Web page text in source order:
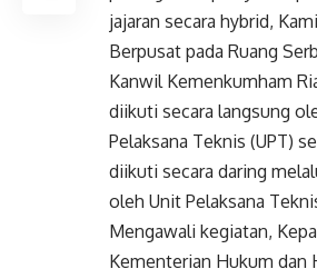
jajaran secara hybrid,
Berpusat pada Ruang
Kanwil Kemenkumham
diikuti secara langsung
Pelaksana Teknis (UPT)
diikuti secara daring
oleh Unit Pelaksana
Mengawali kegiatan,
Kementerian Hukum dan